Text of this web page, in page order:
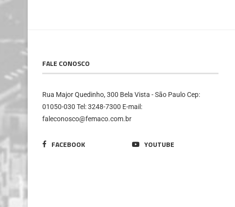
FALE CONOSCO
Rua Major Quedinho, 300 Bela Vista - São Paulo Cep:
01050-030 Tel: 3248-7300 E-mail:
faleconosco@femaco.com.br
FACEBOOK YOUTUBE